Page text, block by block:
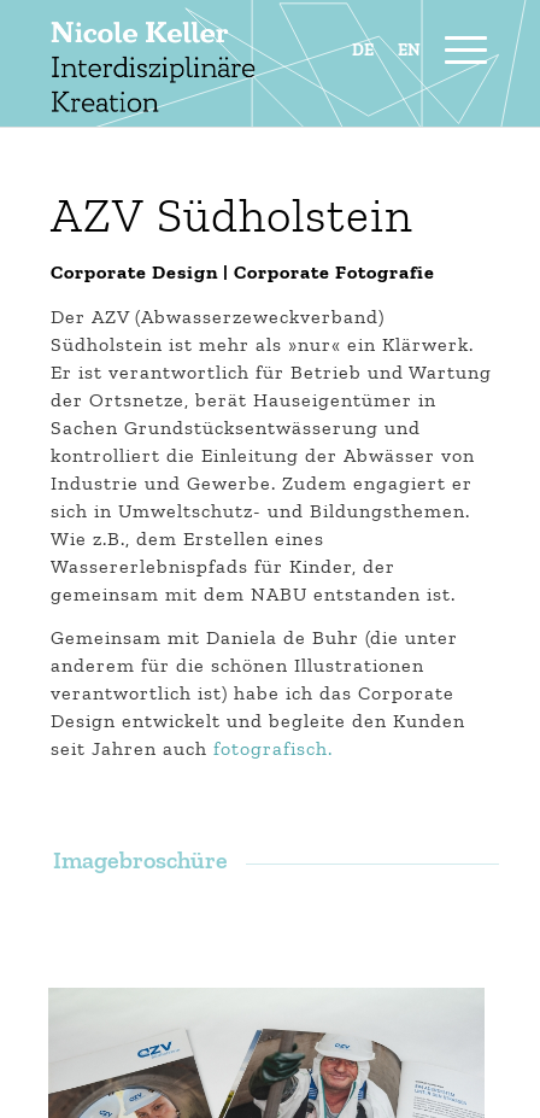
AZV Südholstein
Corporate Design | Corporate Fotografie
Der AZV (Abwasserzeweckverband)
Südholstein ist mehr als »nur« ein Klärwerk.
Er ist verantwortlich für Betrieb und Wartung
der Ortsnetze, berät Hauseigentümer in
Sachen Grundstücksentwässerung und
kontrolliert die Einleitung der Abwässer von
Industrie und Gewerbe. Zudem engagiert er
sich in Umweltschutz- und Bildungsthemen.
Wie z.B., dem Erstellen eines
Wassererlebnispfads für Kinder, der
gemeinsam mit dem NABU entstanden ist.
Gemeinsam mit Daniela de Buhr (die unter
anderem für die schönen Illustrationen
verantwortlich ist) habe ich das Corporate
Design entwickelt und begleite den Kunden
seit Jahren auch fotografisch.
Imagebroschüre